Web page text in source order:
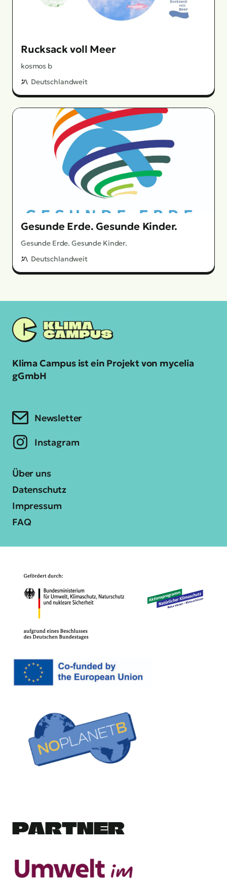
Rucksack voll Meer
kosmos b
Deutschlandweit
Gesunde Erde. Gesunde Kinder.
Gesunde Erde. Gesunde Kinder.
Deutschlandweit
Klima Campus ist ein Projekt von mycelia
gGmbH
Newsletter
Instagram
Über uns
Datenschutz
Impressum
FAQ
PARTNER